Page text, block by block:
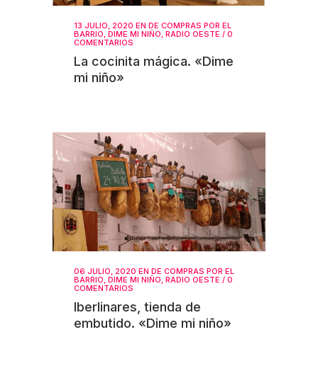
13 JULIO, 2020 EN DE COMPRAS POR EL
BARRIO, DIME MI NIÑO, RADIO OESTE / 0
COMENTARIOS
La cocinita mágica. «Dime
mi niño»
06 JULIO, 2020 EN DE COMPRAS POR EL
BARRIO, DIME MI NIÑO, RADIO OESTE / 0
COMENTARIOS
Iberlinares, tienda de
embutido. «Dime mi niño»